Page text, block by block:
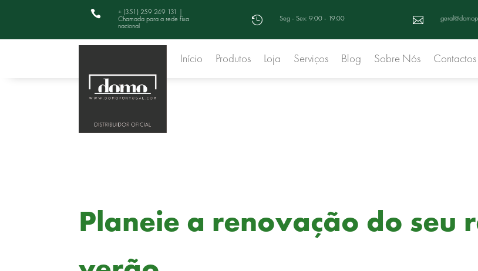
 + (351) 259 249 131 |
Chamada para a rede fixa
nacional
 Seg - Sex: 9:00 - 19:00 
Início Produtos Loja Serviços Blog Sobre Nós Contactos
Planeie a renovação do seu